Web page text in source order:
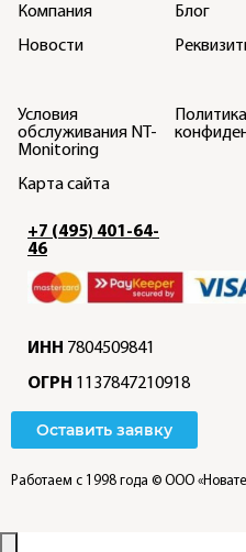
Компания
Блог
Новости
Условия
обслуживания NT-
Monitoring
Политика
Карта сайта
+7 (495) 401-64-
46
ИНН 7804509841
ОГРН 1137847210918
Оставить заявку
Работаем с 1998 года © ООО